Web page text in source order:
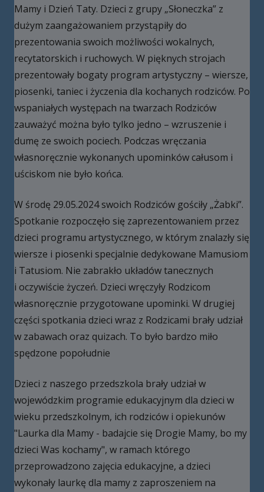
Mamy i Dzień Taty. Dzieci z grupy „Słoneczka” z
dużym zaangażowaniem przystąpiły do
prezentowania swoich możliwości wokalnych,
recytatorskich i ruchowych. W pięknych strojach
prezentowały bogaty program artystyczny – wiersze,
piosenki, taniec i życzenia dla kochanych rodziców. Po
wspaniałych występach na twarzach Rodziców
zauważyć można było tylko jedno – wzruszenie i
dumę ze swoich pociech. Podczas wręczania
własnoręcznie wykonanych upominków całusom i
uściskom nie było końca.
W środę 29.05.2024 swoich Rodziców gościły „Żabki”.
Spotkanie rozpoczęło się zaprezentowaniem przez
dzieci programu artystycznego, w którym znalazły się
wiersze i piosenki specjalnie dedykowane Mamusiom
i Tatusiom. Nie zabrakło układów tanecznych
i oczywiście życzeń. Dzieci wręczyły Rodzicom
własnoręcznie przygotowane upominki. W drugiej
części spotkania dzieci wraz z Rodzicami brały udział
w zabawach oraz quizach. To było bardzo miło
spędzone popołudnie
Dzieci z naszego przedszkola brały udział w
wojewódzkim programie edukacyjnym dla dzieci w
wieku przedszkolnym, ich rodziców i opiekunów
"Laurka dla Mamy - badajcie się Drogie Mamy, bo my
dzieci Was kochamy", w ramach którego
przeprowadzono zajęcia edukacyjne, a dzieci
wykonały laurkę dla mamy z zaproszeniem na